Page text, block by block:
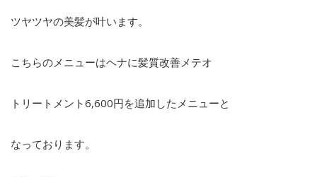
ツヤツヤの美髪が叶います。
こちらのメニューはヘナに髪質改善メテオ
トリートメント6,600円を追加したメニューと
なっております。